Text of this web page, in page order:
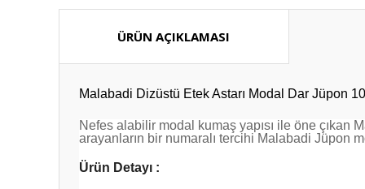
ÜRÜN AÇIKLAMASI
Malabadi Dizüstü Etek Astarı Modal Dar Jüpon
Nefes alabilir modal kumaş yapısı ile öne çıkan
arayanların bir numaralı tercihi Malabadi Jüpon
Ürün Detayı :